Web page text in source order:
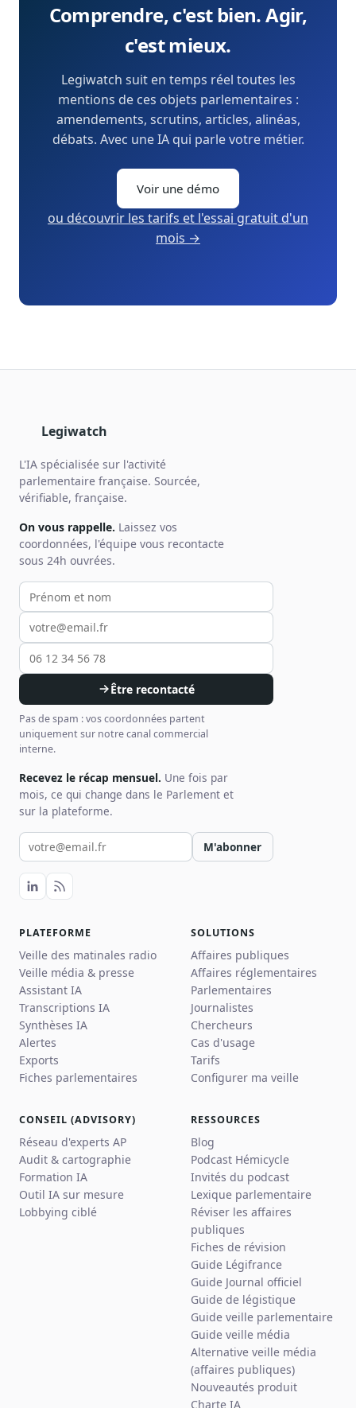
Comprendre, c'est bien. Agir,
c'est mieux.
Legiwatch suit en temps réel toutes les
mentions de ces objets parlementaires :
amendements, scrutins, articles, alinéas,
débats. Avec une IA qui parle votre métier.
Voir une démo
ou découvrir les tarifs et l'essai gratuit d'un
mois →
Legiwatch
L'IA spécialisée sur l'activité
parlementaire française. Sourcée,
vérifiable, française.
On vous rappelle. Laissez vos
coordonnées, l'équipe vous recontacte
sous 24h ouvrées.
Votre prénom et nom
Votre email
Votre téléphone
Être recontacté
Pas de spam : vos coordonnées partent
uniquement sur notre canal commercial
interne.
Recevez le récap mensuel. Une fois par
mois, ce qui change dans le Parlement et
sur la plateforme.
Votre email pour la newsletter
M'abonner
PLATEFORME
Veille des matinales radio
Veille média & presse
Assistant IA
Transcriptions IA
Synthèses IA
Alertes
Exports
Fiches parlementaires
SOLUTIONS
Affaires publiques
Affaires réglementaires
Parlementaires
Journalistes
Chercheurs
Cas d'usage
Tarifs
Configurer ma veille
CONSEIL (ADVISORY)
Réseau d'experts AP
Audit & cartographie
Formation IA
Outil IA sur mesure
Lobbying ciblé
RESSOURCES
Blog
Podcast Hémicycle
Invités du podcast
Lexique parlementaire
Réviser les affaires
publiques
Fiches de révision
Guide Légifrance
Guide Journal officiel
Guide de légistique
Guide veille parlementaire
Guide veille média
Alternative veille média
(affaires publiques)
Nouveautés produit
Charte IA